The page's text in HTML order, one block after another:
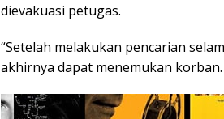
dievakuasi petugas.
“Setelah melakukan pencarian
akhirnya dapat menemukan korban.